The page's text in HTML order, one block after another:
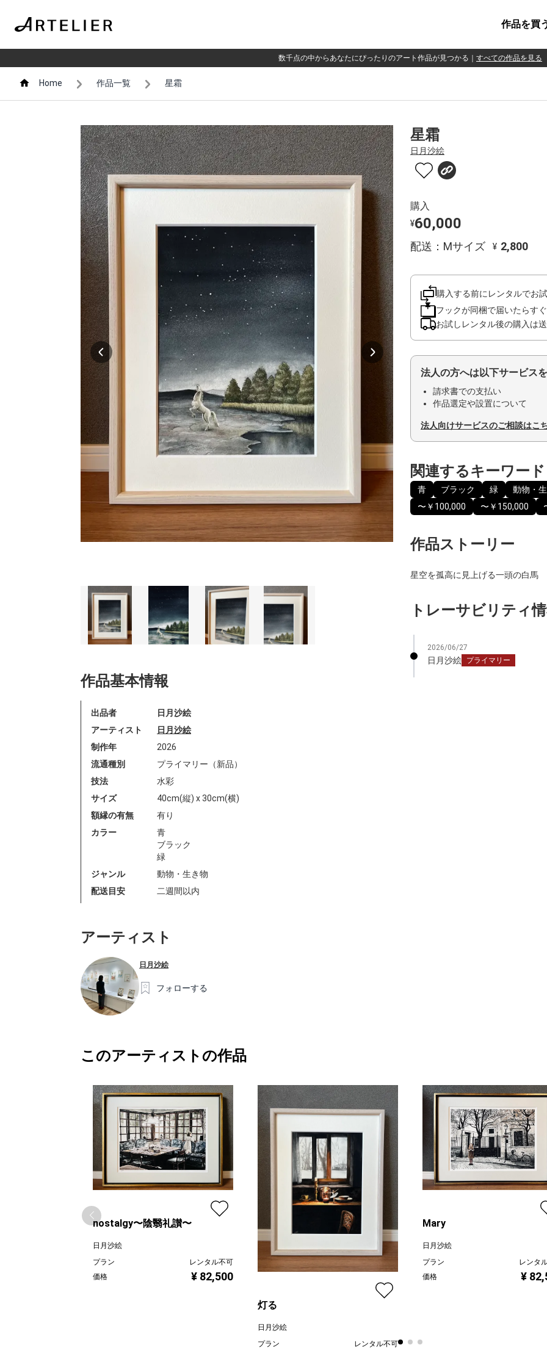
作品を買
数千点の中からあなたにぴったりのアート作品が見つかる すべての作品を見る
Home 作品一覧 星霜
作品基本情報
出品者
日月沙絵
アーティスト
日月沙絵
制作年
2026
流通種別
プライマリー（新品）
技法
水彩
サイズ
40cm(縦) x 30cm(横)
額縁の有無
有り
カラー
青
ブラック
緑
ジャンル
動物・生き物
配送目安
二週間以内
アーティスト
日月沙絵
フォローする
星霜
日月沙絵
購入
¥60,000
配送：Mサイズ ¥ 2,800
購入する前にレンタルでお
フックが同梱で届いたらす
お試しレンタル後の購入は
法人の方へは以下サービス
請求書での支払い
作品選定や設置について
法人向けサービスのご相談はこ
関連するキーワード
青 ブラック 緑
動物・
〜￥100,000
〜￥150,000
作品ストーリー
星空を孤高に見上げる一頭の白馬
トレーサビリティ
2026/06/27
日月沙絵 プライマリー
このアーティストの作品
nostalgy〜陰翳礼讃〜
日月沙絵
プラン
レンタル不可
価格
¥ 82,500
灯る
日月沙絵
プラン
レンタル不可
Mary
日月沙絵
プラン
レンタ
価格
¥